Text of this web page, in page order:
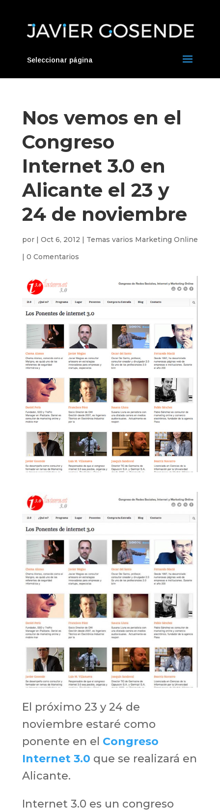
Seleccionar página
Nos vemos en el
Congreso
Internet 3.0 en
Alicante el 23 y
24 de noviembre
por | Oct 6, 2012 | Temas varios Marketing Online
| 0 Comentarios
El próximo 23 y 24 de
noviembre estaré como
ponente en el Congreso
Internet 3.0 que se realizará en
Alicante.
Internet 3.0 es un congreso